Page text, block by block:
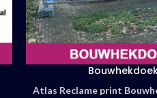
Atlas Reclame print